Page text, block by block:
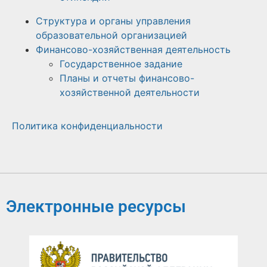
Структура и органы управления
образовательной организацией
Финансово-хозяйственная деятельность
Государственное задание
Планы и отчеты финансово-
хозяйственной деятельности
Политика конфиденциальности
Электронные ресурсы